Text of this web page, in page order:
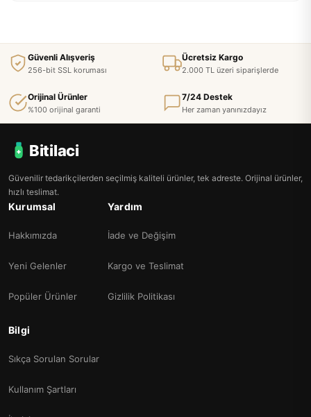
Güvenli Alışveriş
256-bit SSL koruması
Ücretsiz Kargo
2.000 TL üzeri siparişlerde
Orijinal Ürünler
%100 orijinal garanti
7/24 Destek
Her zaman yanınızdayız
Bitilaci
Güvenilir tedarikçilerden seçilmiş kaliteli ürünler, tek adreste. Orijinal ürünler,
hızlı teslimat.
Kurumsal
Hakkımızda
Yeni Gelenler
Popüler Ürünler
Yardım
İade ve Değişim
Kargo ve Teslimat
Gizlilik Politikası
Bilgi
Sıkça Sorulan Sorular
Kullanım Şartları